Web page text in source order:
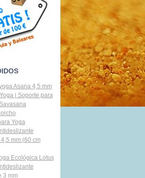
Asana 4,5 mm
| Soporte para
Yoga
mm (60 cm
Ecológica Lotus
3 mm